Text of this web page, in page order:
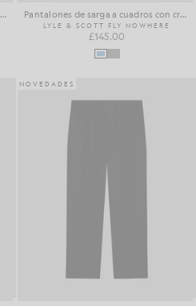
Pantalones de sarga a cuadros con cremallera Pantalones de sarga a cuadros con cremallera
LYLE & SCOTT FLY NOWHERE
£145.00
NOVEDADES